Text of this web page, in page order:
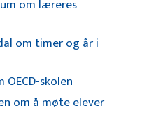
om læreres
om timer og år i
OECD-skolen
om å møte elever